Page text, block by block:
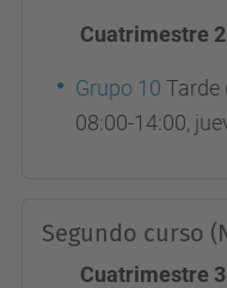
Cuatrimestre
Grupo 10 Tarde
08:00-14:00,
Segundo curso
Cuatrimestre